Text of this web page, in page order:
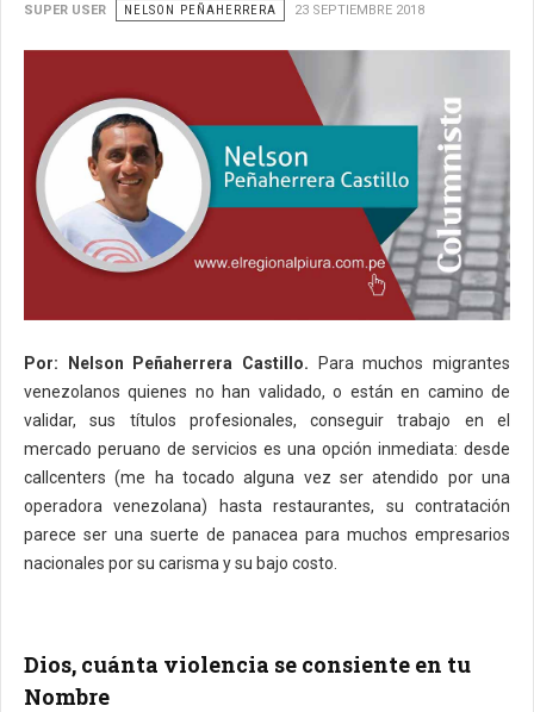
SUPER USER NELSON PEÑAHERRERA 23 SEPTIEMBRE 2018
Por: Nelson Peñaherrera Castillo.
Para muchos migrantes
venezolanos quienes no han validado, o están en camino de
validar, sus títulos profesionales, conseguir trabajo en el
mercado peruano de servicios es una opción inmediata: desde
callcenters (me ha tocado alguna vez ser atendido por una
operadora venezolana) hasta restaurantes, su contratación
parece ser una suerte de panacea para muchos empresarios
nacionales por su carisma y su bajo costo.
Dios, cuánta violencia se consiente en tu
Nombre